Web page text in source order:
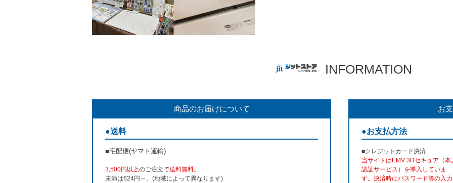
INFORMATION
商品のお届けについて
●送料
■宅配便(ヤマト運輸)
3,500円以上のご注文で送料無料。
未満は624円～。(地域によって異なります)
お
●お支払方法
■クレジットカード決済
当サイトはEMV 3Dセキュア（本
認証サービス）を導入していま
す。決済時にパスワード等の入力